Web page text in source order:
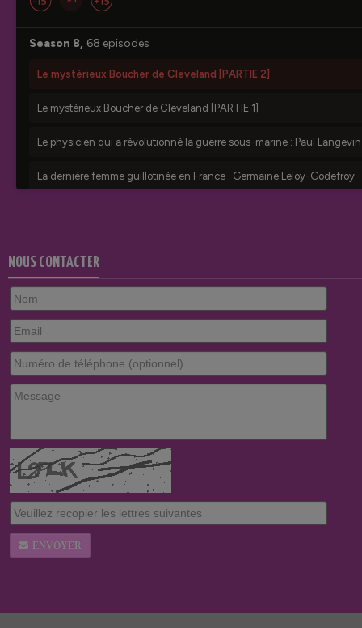
NOUS CONTACTER
ENVOYER